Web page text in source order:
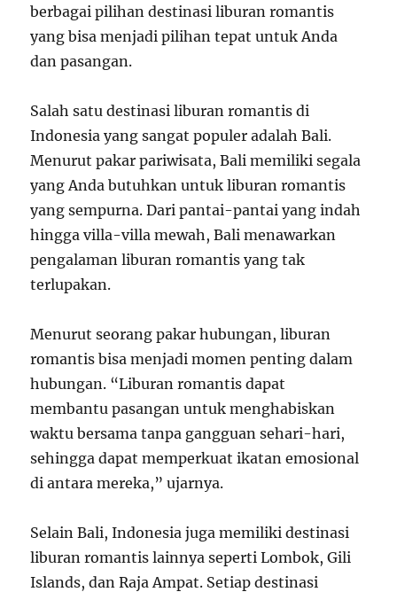
berbagai pilihan destinasi liburan romantis
yang bisa menjadi pilihan tepat untuk Anda
dan pasangan.
Salah satu destinasi liburan romantis di
Indonesia yang sangat populer adalah Bali.
Menurut pakar pariwisata, Bali memiliki segala
yang Anda butuhkan untuk liburan romantis
yang sempurna. Dari pantai-pantai yang indah
hingga villa-villa mewah, Bali menawarkan
pengalaman liburan romantis yang tak
terlupakan.
Menurut seorang pakar hubungan, liburan
romantis bisa menjadi momen penting dalam
hubungan. “Liburan romantis dapat
membantu pasangan untuk menghabiskan
waktu bersama tanpa gangguan sehari-hari,
sehingga dapat memperkuat ikatan emosional
di antara mereka,” ujarnya.
Selain Bali, Indonesia juga memiliki destinasi
liburan romantis lainnya seperti Lombok, Gili
Islands, dan Raja Ampat. Setiap destinasi